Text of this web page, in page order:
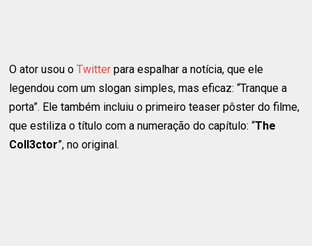
O ator usou oTwitter para espalhar a notícia, que ele
legendou com um slogan simples, mas eficaz: “Tranque a
porta”. Ele também incluiu o primeiro teaser pôster do filme,
que estiliza o título com a numeração do capítulo: “The
Coll3ctor”, no original.